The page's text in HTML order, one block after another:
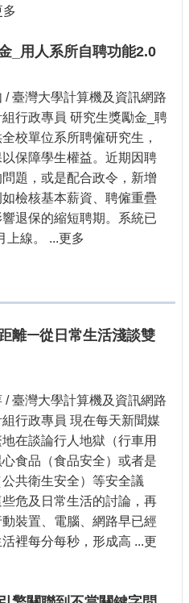
多
_用人系所自聘功能2.0
/ 臺灣大學計算機及資訊網路
行政專員 研究生獎勵金_聘
校單位系所聘僱研究生，
保障學生權益。近期因聘
題，或是配合政令，新增
檢核基本薪資、聘僱重疊
退保的縮短聘期。系統已
上線。 ...更多
離ￚ從日常生活淺談雙
/ 臺灣大學計算機及資訊網路
行政專員 現在每天新聞媒
在談論行人地獄（行車用
食品（食品安全）或者是
共衛生安全）等安全議
危及日常生活的討論，再
裝置、電腦、網路早已經
裡每分每秒，形成高 ...更